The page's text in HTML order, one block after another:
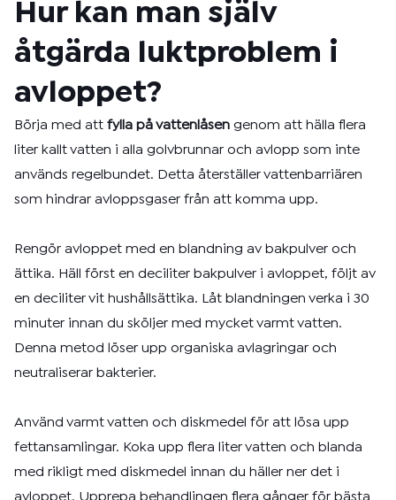
Hur kan man själv
åtgärda luktproblem i
avloppet?
Börja med att fylla på vattenlåsen genom att hälla flera
liter kallt vatten i alla golvbrunnar och avlopp som inte
används regelbundet. Detta återställer vattenbarriären
som hindrar avloppsgaser från att komma upp.
Rengör avloppet med en blandning av bakpulver och
ättika. Häll först en deciliter bakpulver i avloppet, följt av
en deciliter vit hushållsättika. Låt blandningen verka i 30
minuter innan du sköljer med mycket varmt vatten.
Denna metod löser upp organiska avlagringar och
neutraliserar bakterier.
Använd varmt vatten och diskmedel för att lösa upp
fettansamlingar. Koka upp flera liter vatten och blanda
med rikligt med diskmedel innan du häller ner det i
avloppet. Upprepa behandlingen flera gånger för bästa